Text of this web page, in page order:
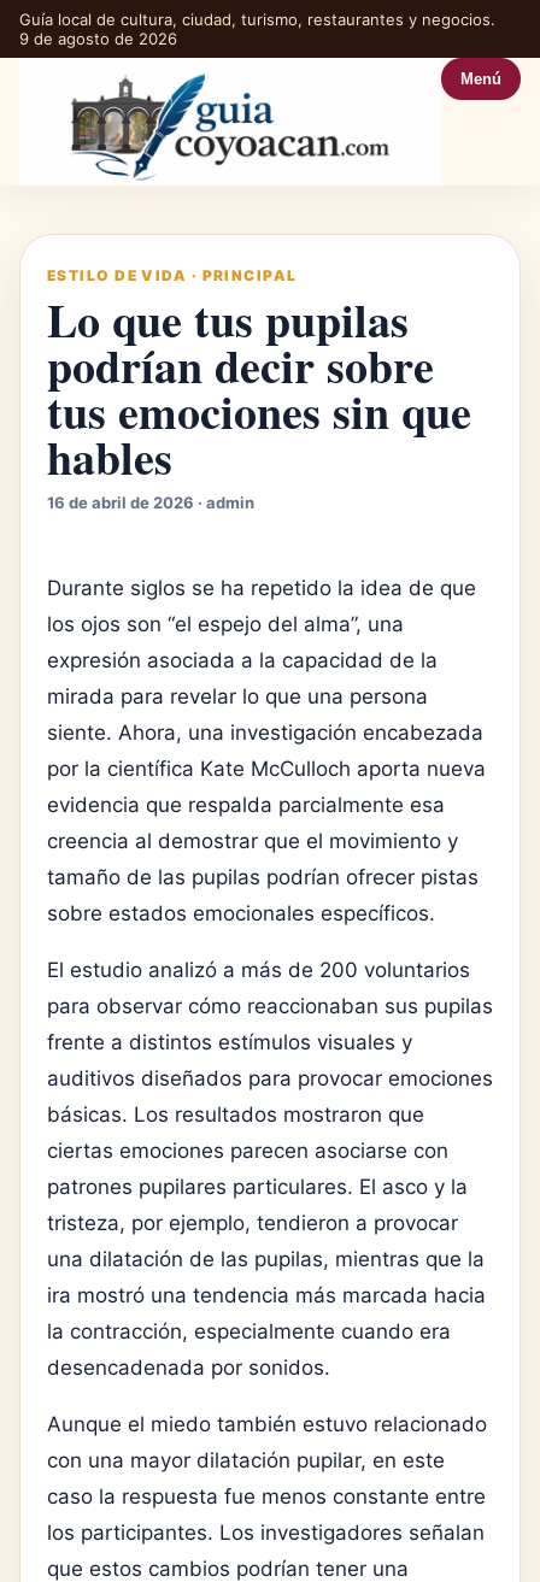
Guía local de cultura, ciudad, turismo, restaurantes y negocios.
9 de agosto de 2026
Menú
ESTILO DE VIDA · PRINCIPAL
Lo que tus pupilas
podrían decir sobre
tus emociones sin que
hables
16 de abril de 2026 · admin
Durante siglos se ha repetido la idea de que
los ojos son “el espejo del alma”, una
expresión asociada a la capacidad de la
mirada para revelar lo que una persona
siente. Ahora, una investigación encabezada
por la científica Kate McCulloch aporta nueva
evidencia que respalda parcialmente esa
creencia al demostrar que el movimiento y
tamaño de las pupilas podrían ofrecer pistas
sobre estados emocionales específicos.
El estudio analizó a más de 200 voluntarios
para observar cómo reaccionaban sus pupilas
frente a distintos estímulos visuales y
auditivos diseñados para provocar emociones
básicas. Los resultados mostraron que
ciertas emociones parecen asociarse con
patrones pupilares particulares. El asco y la
tristeza, por ejemplo, tendieron a provocar
una dilatación de las pupilas, mientras que la
ira mostró una tendencia más marcada hacia
la contracción, especialmente cuando era
desencadenada por sonidos.
Aunque el miedo también estuvo relacionado
con una mayor dilatación pupilar, en este
caso la respuesta fue menos constante entre
los participantes. Los investigadores señalan
que estos cambios podrían tener una